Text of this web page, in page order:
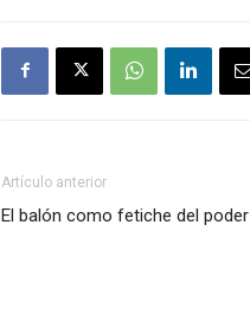
Artículo anterior
El balón como fetiche del poder